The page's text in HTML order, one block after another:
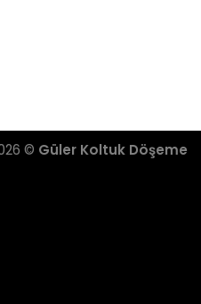
© Güler Koltuk Döşeme